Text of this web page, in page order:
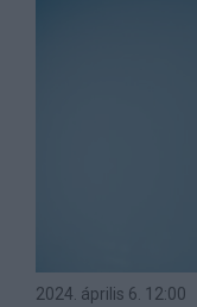
2024. április 6. 12:00